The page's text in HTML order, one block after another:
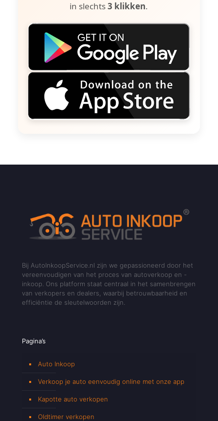
in slechts3 klikken.
Bij AutoInkoopService.nl zijn we gepassioneerd door het
vereenvoudigen van het proces van autoverkoop en -
inkoop. Ons platform staat centraal in het samenbrengen
van verkopers en dealers, waarbij betrouwbaarheid en
efficiëntie de sleutelwoorden zijn.
Pagina’s
Auto Inkoop
Verkoop je auto eenvoudig online met onze app
Kapotte auto verkopen
Oldtimer verkopen